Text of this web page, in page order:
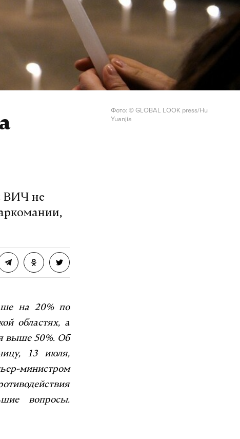
ВИЧ не
Фото: © GLOBAL LOOK press/Hu
Yuanjia
на 20% по
областях, а
выше 50%. Об
13 июля,
министром
вопросы.